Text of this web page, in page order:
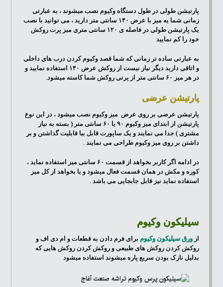
پارتیشن طولی در طول دستگاه وکیوم نصب میشوند ، به عبارتی
زمانی شما یه میز با عرض ۱۴۰ سانتی متر دارید ، می توانید با نصب
یک پارتیشن طولی در فاصله ی ۱۲۰ سانتی متری میز پرت روکش
خود را کم نمایید
به عبارتی ساده تر زمانی که شما قصد وکیوم کردن درب های داخلی
و اتاقی دارید دیگر نیاز نیست از روکش عرض ۱۴۰ استفاده نمایید و
در هر میز ۶۰ سانتی متر از پرتی روکش شما کاسته میشود.
پارتیشن عرضی
پارتیشن عرضی بر روی عرض میز وکیوم نصب میشود ، در این نوع
پارتیشن از ابتدای میز وکیوم ۹۰ یا ۶۰ سانتی متر ( بسته به نیاز
مشتری ) جدا می نمایند و یک ساپورت قابل ببا قابلیت گذاشتن و بر
داشتن بر روی میز وکیوم طراحی می نمایند .
در ادامه اگر کاربر بخواهد از قسمت ۶۰ سانتی میز استفاده نماید ،
کوره و مکش در همان قسمت فعال میشود و یا بخواهد از کل میز
استفاده نماید نیز قابل جابجایی می باشد .
سیلیکون وکیوم
ازورق سیلیکون وکیوم برای فرم دادن به قطعات و ام دی اف و
روکش کردن روکش های طبیعی و روکش کردن روکش هایی که
بدلیل نازک بودن سریع پاره میشوند استفاده میشود